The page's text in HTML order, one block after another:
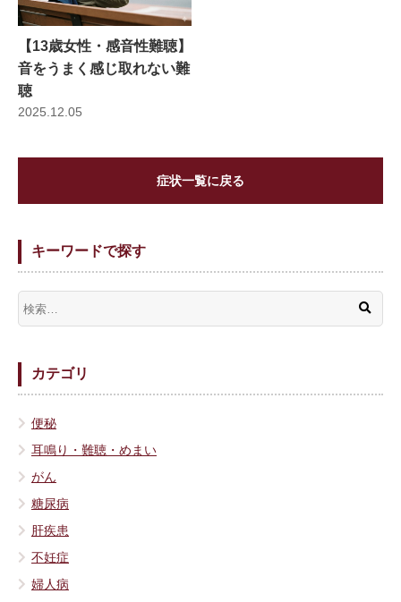
【13歳女性・感音性難聴】
音をうまく感じ取れない難
聴
2025.12.05
症状一覧に戻る
キーワードで探す
カテゴリ
便秘
耳鳴り・難聴・めまい
がん
糖尿病
肝疾患
不妊症
婦人病